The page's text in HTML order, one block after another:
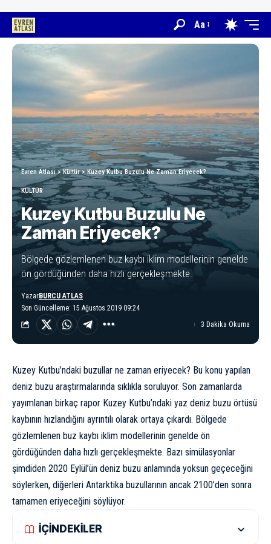
Aa
Evren Atlası>Kültür>Kuzey Kutbu Buzulu Ne Zaman Eriyecek?
KÜLTÜR
Kuzey Kutbu Buzulu Ne
Zaman Eriyecek?
Bölgede gözlemlenen buz kaybı iklim modellerinin genelde
ön gördüğünden daha hızlı gerçekleşmekte.
Son Güncelleme: 15 Ağustos 2019 09:24
YazarBURCU ATLAS
3 Dakika Okuma
Kuzey Kutbu’ndaki buzullar ne zaman eriyecek? Bu konu yapılan
deniz buzu araştırmalarında sıklıkla soruluyor. Son zamanlarda
yayımlanan birkaç rapor Kuzey Kutbu’ndaki yaz deniz buzu örtüsü
kaybının hızlandığını ayrıntılı olarak ortaya çıkardı. Bölgede
gözlemlenen buz kaybı iklim modellerinin genelde ön
gördüğünden daha hızlı gerçekleşmekte. Bazı simülasyonlar
şimdiden 2020 Eylül’ün deniz buzu anlamında yoksun geçeceğini
söylerken, diğerleri Antarktika buzullarının ancak 2100’den sonra
tamamen eriyeceğini söylüyor.
İÇİNDEKİLER